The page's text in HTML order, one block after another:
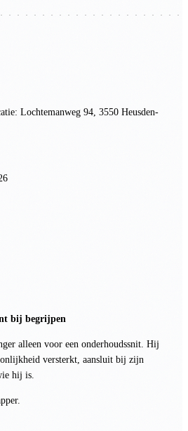
Lochtemanweg 94, 3550 Heusden-
bij begrijpen
alleen voor een onderhoudssnit. Hij
versterkt, aansluit bij zijn
hij is.